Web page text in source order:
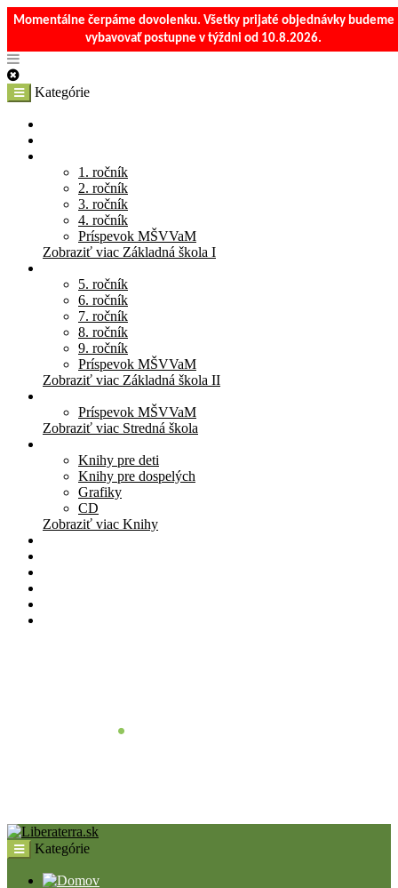
Momentálne čerpáme dovolenku. Všetky prijaté objednávky budeme
vybavovať postupne v týždni od 10.8.2026.
Kategórie
1. ročník
2. ročník
3. ročník
4. ročník
Príspevok MŠVVaM
Zobraziť viac Základná škola I
5. ročník
6. ročník
7. ročník
8. ročník
9. ročník
Príspevok MŠVVaM
Zobraziť viac Základná škola II
Príspevok MŠVVaM
Zobraziť viac Stredná škola
Knihy pre deti
Knihy pre dospelých
Grafiky
CD
Zobraziť viac Knihy
Kategórie